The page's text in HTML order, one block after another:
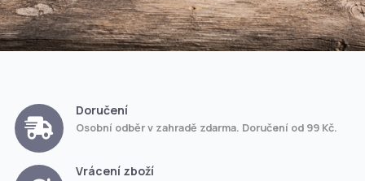
Doručení
Osobní odběr v zahradě zdarma. Doručení od 99 Kč.
Vrácení zboží